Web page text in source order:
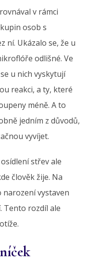
v rámci
osob s
ní. Ukázalo se, že u
odlišné. Ve
u nich vyskytují
reakci, a ty, které
méně. A to
jedním z důvodů,
vyvíjet.
střev ale
člověk žije. Na
narození vystaven
Tento rozdíl ale